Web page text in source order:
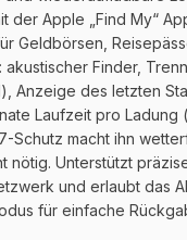
der Apple „Find My“
Geldbörsen,
akustischer Finder,
Anzeige des letzten
Laufzeit pro Ladung
Schutz macht ihn
nötig. Unterstützt
und erlaubt das
für einfache